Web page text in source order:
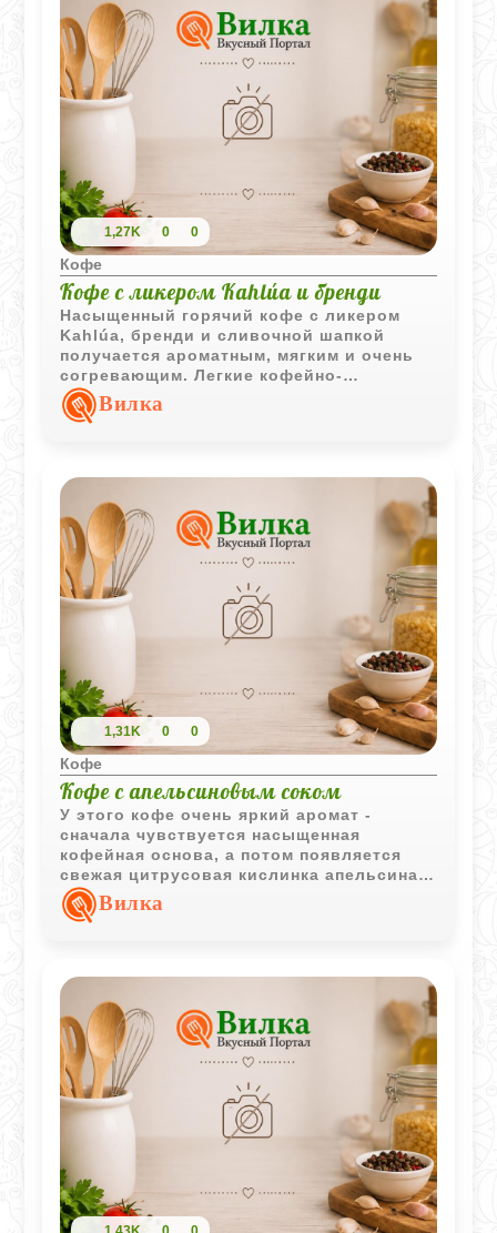
1,27K 0 0
Кофе
Кофе с ликером Kahlúa и бренди
Насыщенный горячий кофе с ликером
Kahlúa, бренди и сливочной шапкой
получается ароматным, мягким и очень
согревающим. Легкие кофейно-
карамельные нотки хорошо сочетаются с
корицей и делают напиток особенно
Вилка
1,31K 0 0
Кофе
Кофе с апельсиновым соком
У этого кофе очень яркий аромат -
сначала чувствуется насыщенная
кофейная основа, а потом появляется
свежая цитрусовая кислинка апельсина.
Напиток получается бодрым, легким и
совсем не похожим на привычный
приготовления, пока сохраняется теплый
цитрусовый аромат.
Вилка